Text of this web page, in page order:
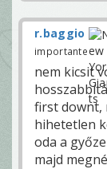
r.baggio
importante
nem kicsit
first downt,
hihetetlen
oda a
majd